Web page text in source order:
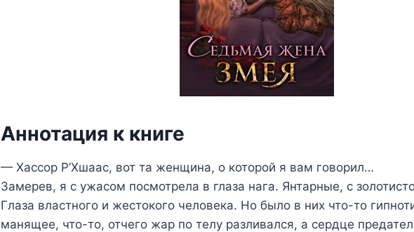
Аннотация к книге
— Хассор Р’Хшаас, вот та женщина, о которой я вам говорил…
Замерев, я с ужасом посмотрела в глаза нага. Янтарные, с
Глаза властного и жестокого человека. Но было в них что-то
манящее, что-то, отчего жар по телу разливался, а сердце